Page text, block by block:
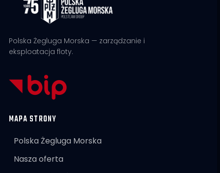
Polska Żegluga Morska — zarządzanie i
eksploatacja floty.
MAPA STRONY
Polska Żegluga Morska
Nasza oferta